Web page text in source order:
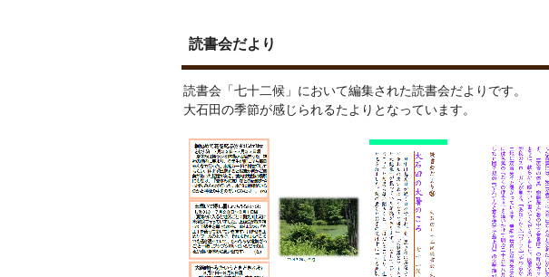
読書会だより
読書会「七十二候」において編集された読書会だよりです。
大石田の季節が感じられるたよりとなっています。